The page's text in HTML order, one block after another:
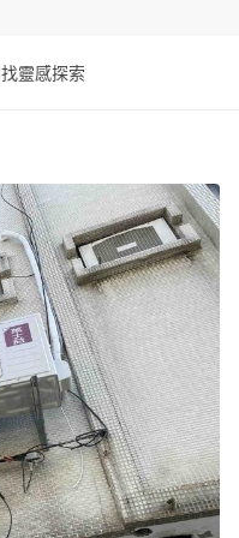
找靈感探索